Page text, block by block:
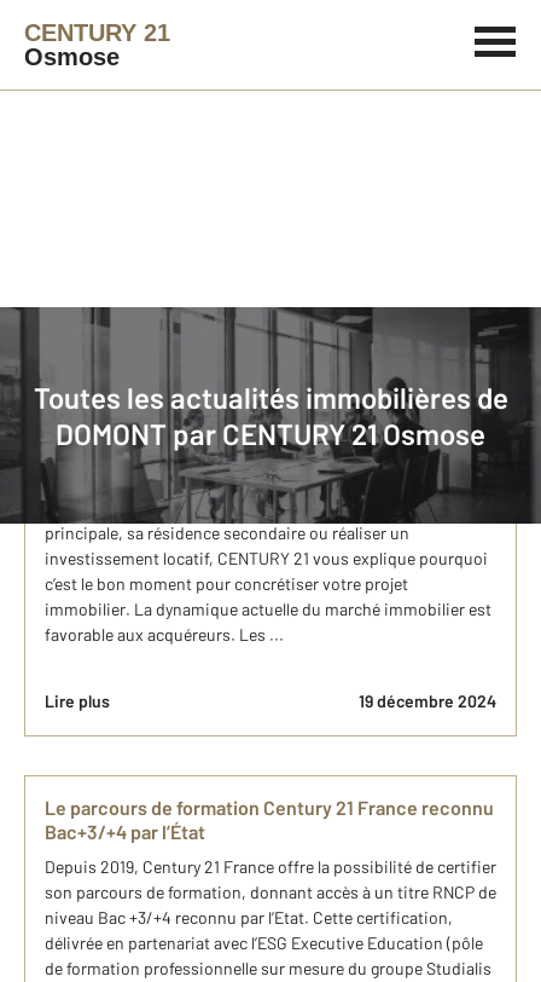
CENTURY 21
Osmose
Toutes les actualités immobilières de
DOMONT par CENTURY 21 Osmose
Actualités immobilières à DOMONT
Pourquoi concrétiser un projet immobilier
maintenant ?
L’appétence de Français pour devenir propriétaire est
toujours intacte. Que ce soit pour acquérir sa résidence
principale, sa résidence secondaire ou réaliser un
investissement locatif, CENTURY 21 vous explique pourquoi
c’est le bon moment pour concrétiser votre projet
immobilier. La dynamique actuelle du marché immobilier est
favorable aux acquéreurs. Les ...
Lire plus 19 décembre 2024
Le parcours de formation Century 21 France reconnu
Bac+3/+4 par l’État
Depuis 2019, Century 21 France offre la possibilité de certifier
son parcours de formation, donnant accès à un titre RNCP de
niveau Bac +3/+4 reconnu par l’Etat. Cette certification,
délivrée en partenariat avec l’ESG Executive Education (pôle
de formation professionnelle sur mesure du groupe Studialis